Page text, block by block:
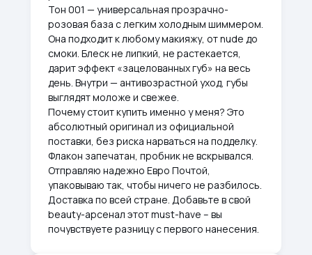
Тон 001 — универсальная прозрачно-
розовая база с легким холодным шиммером.
Она подходит к любому макияжу, от nude до
смоки. Блеск не липкий, не растекается,
дарит эффект «зацелованных губ» на весь
день. Внутри — антивозрастной уход, губы
выглядят моложе и свежее.
Почему стоит купить именно у меня? Это
абсолютный оригинал из официальной
поставки, без риска нарваться на подделку.
Флакон запечатан, пробник не вскрывался.
Отправляю надежно Евро Почтой,
упаковываю так, чтобы ничего не разбилось.
Доставка по всей стране. Добавьте в свой
beauty-арсенал этот must-have – вы
почувствуете разницу с первого нанесения.